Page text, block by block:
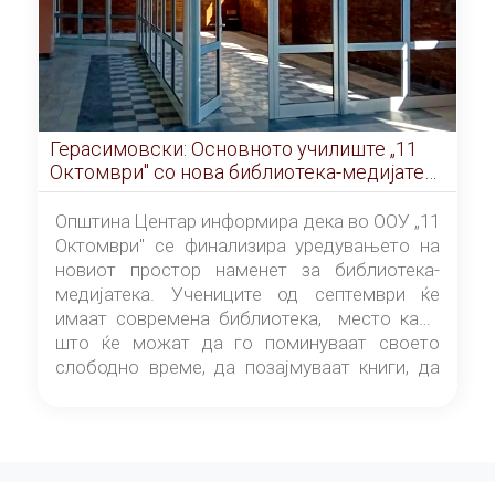
Герасимовски: Основното училиште „11
Октомври" со нова библиотека-медијатека
од септември
Општина Центар информира дека во ООУ „11
Октомври" се финализира уредувањето на
новиот простор наменет за библиотека-
медијатека. Учениците од септември ќе
имаат современа библиотека, место каде
што ќе можат да го поминуваат своето
слободно време, да позајмуваат книги, да